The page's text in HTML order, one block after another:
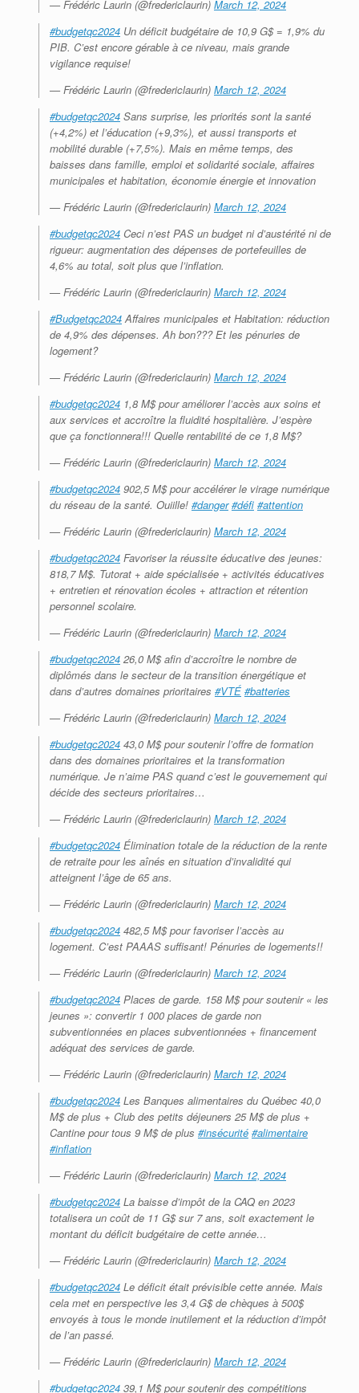
— Frédéric Laurin (@fredericlaurin) March 12, 2024
#budgetqc2024 Un déficit budgétaire de 10,9 G$ = 1,9% du
PIB. C’est encore gérable à ce niveau, mais grande
vigilance requise!
— Frédéric Laurin (@fredericlaurin) March 12, 2024
#budgetqc2024 Sans surprise, les priorités sont la santé
(+4,2%) et l’éducation (+9,3%), et aussi transports et
mobilité durable (+7,5%). Mais en même temps, des
baisses dans famille, emploi et solidarité sociale, affaires
municipales et habitation, économie énergie et innovation
— Frédéric Laurin (@fredericlaurin) March 12, 2024
#budgetqc2024 Ceci n’est PAS un budget ni d’austérité ni de
rigueur: augmentation des dépenses de portefeuilles de
4,6% au total, soit plus que l’inflation.
— Frédéric Laurin (@fredericlaurin) March 12, 2024
#Budgetqc2024Affaires municipales et Habitation: réduction
de 4,9% des dépenses. Ah bon??? Et les pénuries de
logement?
— Frédéric Laurin (@fredericlaurin) March 12, 2024
#budgetqc2024 1,8 M$ pour améliorer l’accès aux soins et
aux services et accroître la fluidité hospitalière. J’espère
que ça fonctionnera!!! Quelle rentabilité de ce 1,8 M$?
— Frédéric Laurin (@fredericlaurin) March 12, 2024
#budgetqc2024 902,5 M$ pour accélérer le virage numérique
du réseau de la santé. Ouiille! #danger #défi #attention
— Frédéric Laurin (@fredericlaurin) March 12, 2024
#budgetqc2024 Favoriser la réussite éducative des jeunes:
818,7 M$. Tutorat + aide spécialisée + activités éducatives
+ entretien et rénovation écoles + attraction et rétention
personnel scolaire.
— Frédéric Laurin (@fredericlaurin) March 12, 2024
#budgetqc2024 26,0 M$ afin d’accroître le nombre de
diplômés dans le secteur de la transition énergétique et
dans d’autres domaines prioritaires #VTÉ #batteries
— Frédéric Laurin (@fredericlaurin) March 12, 2024
#budgetqc2024 43,0 M$ pour soutenir l’offre de formation
dans des domaines prioritaires et la transformation
numérique. Je n’aime PAS quand c’est le gouvernement qui
décide des secteurs prioritaires…
— Frédéric Laurin (@fredericlaurin) March 12, 2024
#budgetqc2024 Élimination totale de la réduction de la rente
de retraite pour les aînés en situation d’invalidité qui
atteignent l’âge de 65 ans.
— Frédéric Laurin (@fredericlaurin) March 12, 2024
#budgetqc2024 482,5 M$ pour favoriser l’accès au
logement. C’est PAAAS suffisant! Pénuries de logements!!
— Frédéric Laurin (@fredericlaurin) March 12, 2024
#budgetqc2024 Places de garde. 158 M$ pour soutenir « les
jeunes »: convertir 1 000 places de garde non
subventionnées en places subventionnées + financement
adéquat des services de garde.
— Frédéric Laurin (@fredericlaurin) March 12, 2024
#budgetqc2024 Les Banques alimentaires du Québec 40,0
M$ de plus + Club des petits déjeuners 25 M$ de plus +
Cantine pour tous 9 M$ de plus #insécurité #alimentaire
#inflation
— Frédéric Laurin (@fredericlaurin) March 12, 2024
#budgetqc2024 La baisse d’impôt de la CAQ en 2023
totalisera un coût de 11 G$ sur 7 ans, soit exactement le
montant du déficit budgétaire de cette année…
— Frédéric Laurin (@fredericlaurin) March 12, 2024
#budgetqc2024 Le déficit était prévisible cette année. Mais
cela met en perspective les 3,4 G$ de chèques à 500$
envoyés à tous le monde inutilement et la réduction d’impôt
de l’an passé.
— Frédéric Laurin (@fredericlaurin) March 12, 2024
#budgetqc2024 39,1 M$ pour soutenir des compétitions